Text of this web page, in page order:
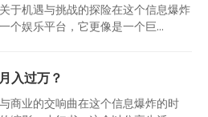
于机遇与挑战的探险在这个信息爆炸
个娱乐平台，它更像是一个巨...
入过万？
商业的交响曲在这个信息爆炸的时